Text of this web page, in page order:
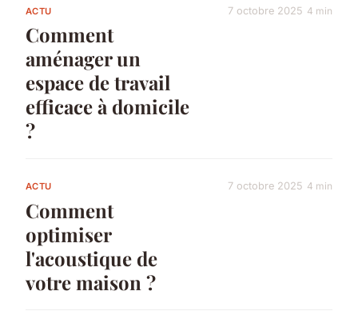
ACTU
Comment
aménager un
espace de travail
efficace à domicile
?
7 octobre 2025 4 min
ACTU
Comment
optimiser
l'acoustique de
votre maison ?
7 octobre 2025 4 min